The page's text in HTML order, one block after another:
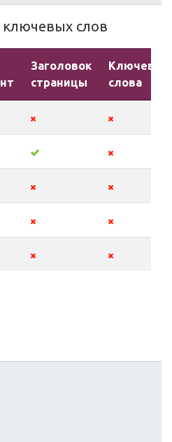
слов
Заголовок
страницы
Ключевые
слова